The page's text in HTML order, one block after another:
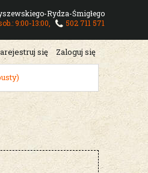
Rydza-Śmigłego
9:00-13:00,
502 711 571
się Zaloguj się